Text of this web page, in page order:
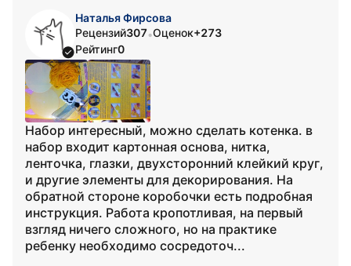
Наталья Фирсова
Рецензий307•Оценок+273
Рейтинг0
Набор интересный, можно сделать котенка. в
набор входит картонная основа, нитка,
ленточка, глазки, двухсторонний клейкий круг,
и другие элементы для декорирования. На
обратной стороне коробочки есть подробная
инструкция. Работа кропотливая, на первый
взгляд ничего сложного, но на практике
ребенку необходимо сосредоточ...